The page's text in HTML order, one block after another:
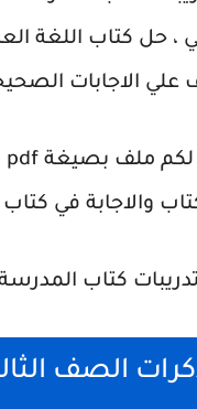
، حل كتاب اللغة
علي الاجابات
والاجابة في
الصف الثالث